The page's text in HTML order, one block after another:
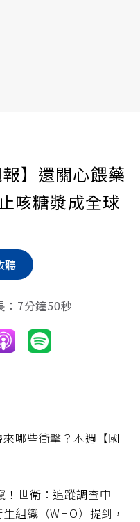
】還關心餵藥
咳糖漿成全球
聽
7分鐘50秒
哪些衝擊？本週【國
世衛：追蹤調查中
組織（WHO）提到，